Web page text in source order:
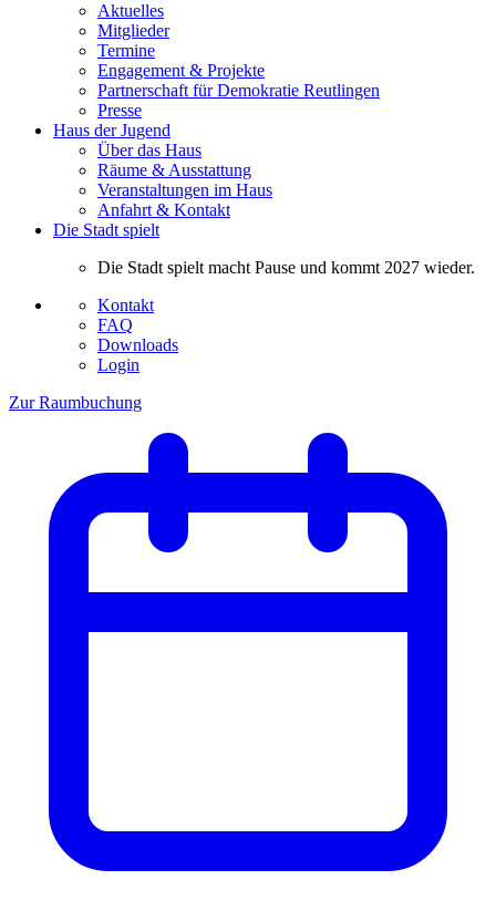
Aktuelles
Mitglieder
Termine
Engagement & Projekte
Partnerschaft für Demokratie Reutlingen
Presse
Haus der Jugend
Über das Haus
Räume & Ausstattung
Veranstaltungen im Haus
Anfahrt & Kontakt
Die Stadt spielt
Die Stadt spielt macht Pause und kommt 2027 wieder.
Kontakt
FAQ
Downloads
Login
Zur Raumbuchung